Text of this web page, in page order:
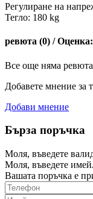
Регулиране на
Тегло: 180 kg
ревюта (0) /
Все още няма
Добавете мнение за
Добави мнение
Бърза поръчка
Моля, въведете
Моля, въведете
Вашата поръчка е